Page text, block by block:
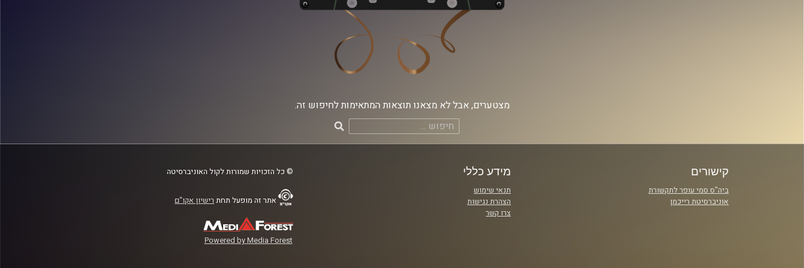
מצטערים, אבל לא מצאנו תוצאות המתאימות לחיפוש זה.
חיפוש:
קישורים
ביה"ס סמי עופר לתקשורת
אוניברסיטת רייכמן
מידע כללי
תנאי שימוש
הצהרת נגישות
צרו קשר
© כל הזכויות שמורות לקול האוניברסיטה
אתר זה מופעל תחת רישיון אקו"ם
Powered by Media Forest